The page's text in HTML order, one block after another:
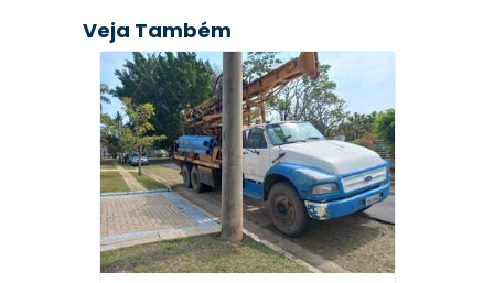
Veja Também